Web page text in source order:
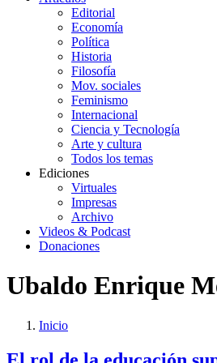
Editorial
Economía
Política
Historia
Filosofía
Mov. sociales
Feminismo
Internacional
Ciencia y Tecnología
Arte y cultura
Todos los temas
Ediciones
Virtuales
Impresas
Archivo
Videos & Podcast
Donaciones
Ubaldo Enrique
Inicio